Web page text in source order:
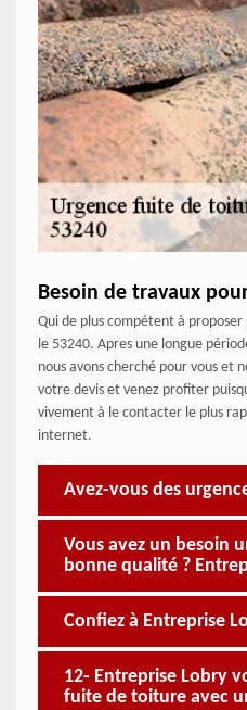
Besoin de travaux
Qui de plus compétent à
le 53240. Apres une longue
nous avons cherché pour vous et
votre devis et venez profiter
vivement à le contacter le plus
internet.
Avez-vous des
Vous avez un besoin
bonne qualité ?
Confiez à Entreprise
12- Entreprise Lobry
fuite de toiture avec